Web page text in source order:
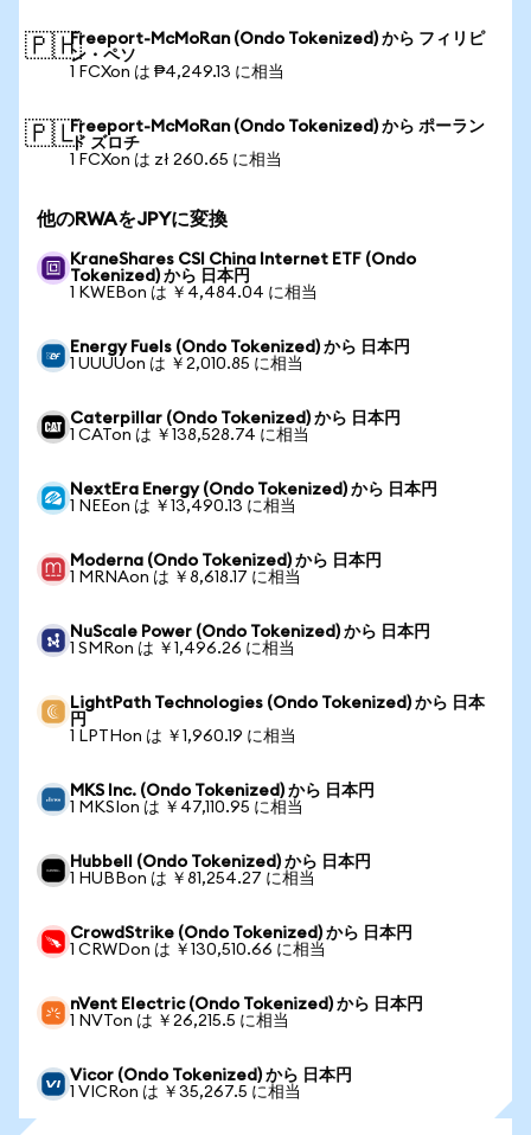
🇵🇭Freeport-McMoRan (Ondo Tokenized) から フィリピ
ン・ペソ
1 FCXon は ₱4,249.13 に相当
🇵🇱Freeport-McMoRan (Ondo Tokenized) から ポーラン
ド ズロチ
1 FCXon は zł 260.65 に相当
他のRWAをJPYに変換
KraneShares CSI China Internet ETF (Ondo
Tokenized) から 日本円
1 KWEBon は ￥4,484.04 に相当
Energy Fuels (Ondo Tokenized) から 日本円
1 UUUUon は ￥2,010.85 に相当
Caterpillar (Ondo Tokenized) から 日本円
1 CATon は ￥138,528.74 に相当
NextEra Energy (Ondo Tokenized) から 日本円
1 NEEon は ￥13,490.13 に相当
Moderna (Ondo Tokenized) から 日本円
1 MRNAon は ￥8,618.17 に相当
NuScale Power (Ondo Tokenized) から 日本円
1 SMRon は ￥1,496.26 に相当
LightPath Technologies (Ondo Tokenized) から 日本
円
1 LPTHon は ￥1,960.19 に相当
MKS Inc. (Ondo Tokenized) から 日本円
1 MKSIon は ￥47,110.95 に相当
Hubbell (Ondo Tokenized) から 日本円
1 HUBBon は ￥81,254.27 に相当
CrowdStrike (Ondo Tokenized) から 日本円
1 CRWDon は ￥130,510.66 に相当
nVent Electric (Ondo Tokenized) から 日本円
1 NVTon は ￥26,215.5 に相当
Vicor (Ondo Tokenized) から 日本円
1 VICRon は ￥35,267.5 に相当